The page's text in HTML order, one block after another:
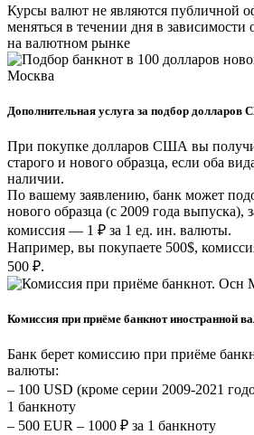
Курсы валют не являются публичной
меняться в течении дня в зависимости
на валютном рынке
Дополнительная услуга за подбор долларов
При покупке долларов США вы
старого и нового образца, если оба
наличии.
По вашему заявлению, банк может
нового образца (с 2009 года выпуска),
комиссия — 1 ₽ за 1 ед. ин. валюты.
Например, вы покупаете 500$,
500 ₽.
Комиссия при приёме банкнот иностранной
Банк берет комиссию при приёме
валюты:
– 100 USD (кроме серии 2009-2021
1 банкноту
– 500 EUR – 1000 ₽ за 1 банкноту